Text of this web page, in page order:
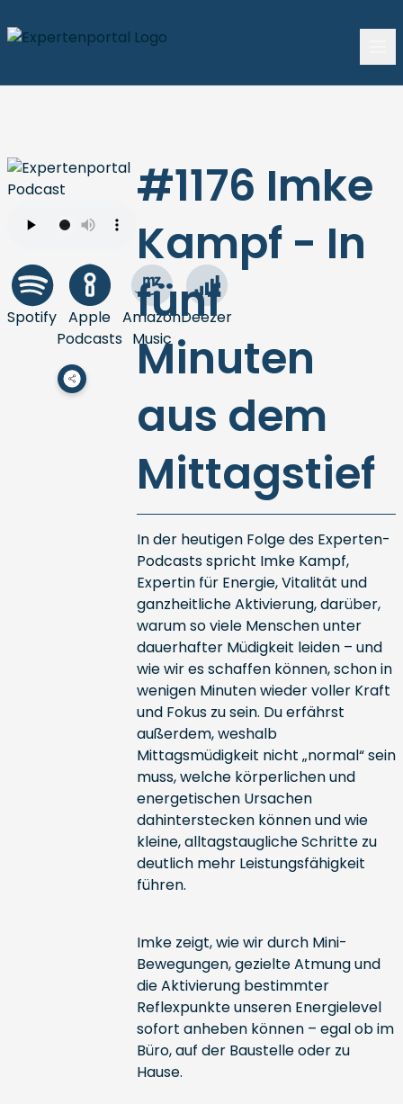
Spotify Apple
Podcasts
Amazon
Music
Deezer
#1176 Imke
Kampf - In
fünf
Minuten
aus dem
Mittagstief
In der heutigen Folge des Experten-
Podcasts spricht Imke Kampf,
Expertin für Energie, Vitalität und
ganzheitliche Aktivierung, darüber,
warum so viele Menschen unter
dauerhafter Müdigkeit leiden – und
wie wir es schaffen können, schon in
wenigen Minuten wieder voller Kraft
und Fokus zu sein. Du erfährst
außerdem, weshalb
Mittagsmüdigkeit nicht „normal“ sein
muss, welche körperlichen und
energetischen Ursachen
dahinterstecken können und wie
kleine, alltagstaugliche Schritte zu
deutlich mehr Leistungsfähigkeit
führen.
Imke zeigt, wie wir durch Mini-
Bewegungen, gezielte Atmung und
die Aktivierung bestimmter
Reflexpunkte unseren Energielevel
sofort anheben können – egal ob im
Büro, auf der Baustelle oder zu
Hause.